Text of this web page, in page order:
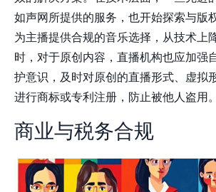
如声网所提供的服务，也开始探索与版
为主播提供合规的音乐选择，从技术上
时，对于原创内容，直播机构也应加强
护意识，及时对原创的直播形式、虚拟
进行商标或专利注册，防止被他人盗用。
商业与税务合规